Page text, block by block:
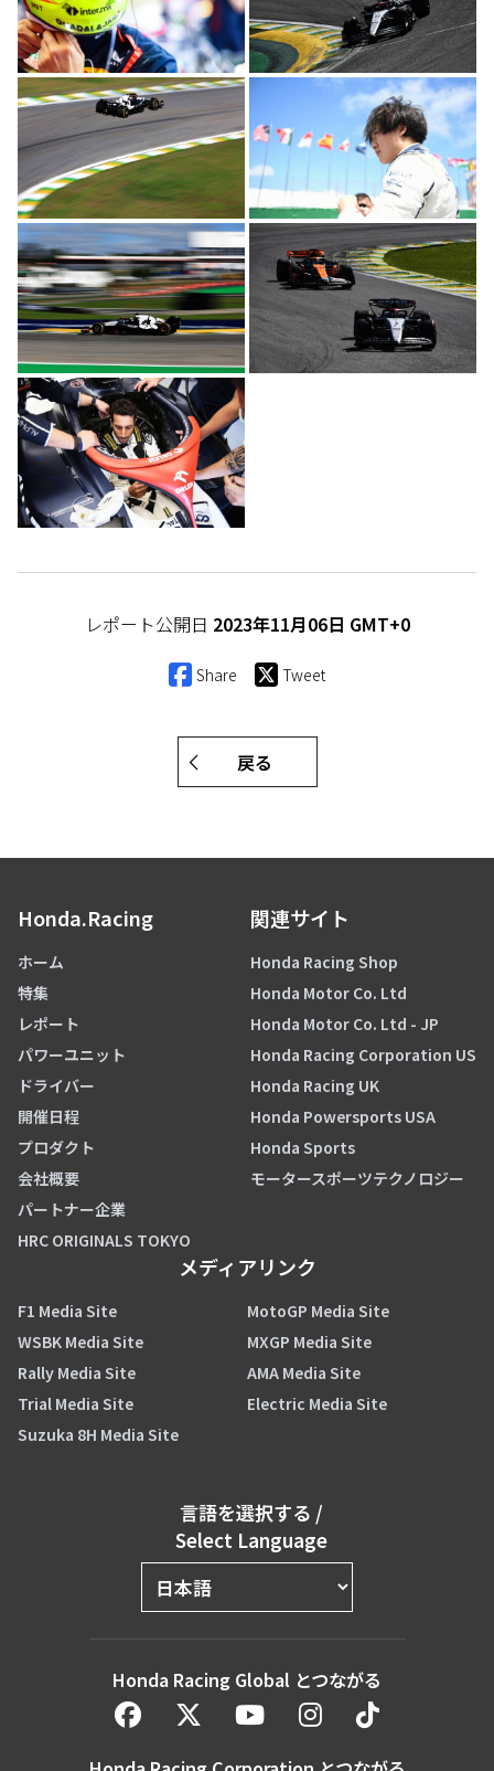
レポート公開日 2023年11月06日 GMT+0
Share Tweet
戻る
Honda.Racing
ホーム
特集
レポート
パワーユニット
ドライバー
開催日程
プロダクト
会社概要
パートナー企業
HRC ORIGINALS TOKYO
関連サイト
Honda Racing Shop
Honda Motor Co. Ltd
Honda Motor Co. Ltd - JP
Honda Racing Corporation US
Honda Racing UK
Honda Powersports USA
Honda Sports
モータースポーツテクノロジー
メディアリンク
F1 Media Site
MotoGP Media Site
WSBK Media Site
MXGP Media Site
Rally Media Site
AMA Media Site
Trial Media Site
Electric Media Site
Suzuka 8H Media Site
言語を選択する /
Select Language
Honda Racing Global とつながる